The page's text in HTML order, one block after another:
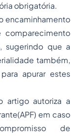
obrigatória.
encaminhamento
sugerindo que a
também,
apurar estes
artigo autoriza a
em caso
de